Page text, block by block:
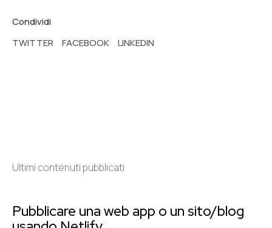
Condividi
TWITTER
FACEBOOK LINKEDIN
Ultimi contenuti pubblicati
Pubblicare una web app o un sito/blog